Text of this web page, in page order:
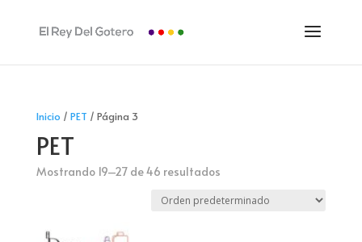
Inicio / PET / Página 3
PET
Mostrando 19–27 de 46 resultados